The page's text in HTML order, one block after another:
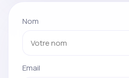
Nom
Email